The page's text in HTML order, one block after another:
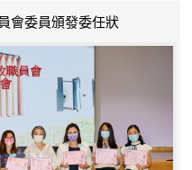
會委員頒發委任狀